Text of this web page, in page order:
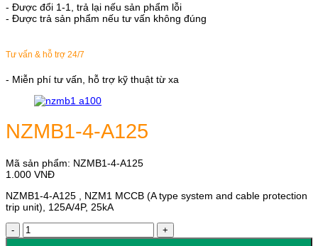
- Được đổi 1-1, trả lại nếu sản phẩm lỗi
- Được trả sản phẩm nếu tư vấn không đúng
Tư vấn & hỗ trợ 24/7
- Miễn phí tư vấn, hỗ trợ kỹ thuật từ xa
NZMB1-4-A125
Mã sản phẩm: NZMB1-4-A125
1.000 VNĐ
NZMB1-4-A125 , NZM1 MCCB (A type system and cable protection
trip unit), 125A/4P, 25kA
NZMB1-
4-